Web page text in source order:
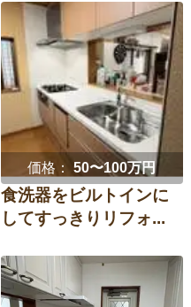
価格：50〜100万円
食洗器をビルトインに
してすっきりリフォ...